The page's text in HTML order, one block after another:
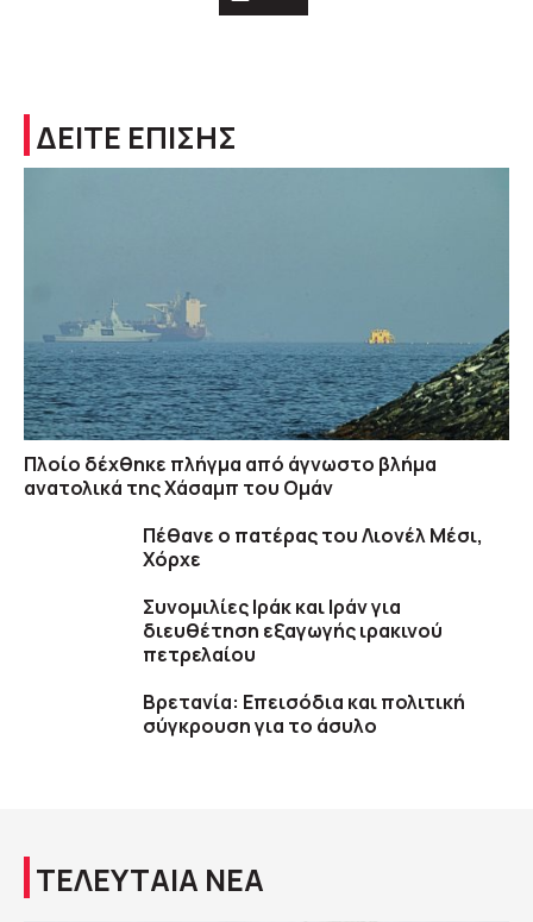
ΔΕΙΤΕ ΕΠΙΣΗΣ
Πλοίο δέχθηκε πλήγμα από άγνωστο βλήμα
ανατολικά της Χάσαμπ του Ομάν
Πέθανε ο πατέρας του Λιονέλ Μέσι,
Χόρχε
Συνομιλίες Ιράκ και Ιράν για
διευθέτηση εξαγωγής ιρακινού
πετρελαίου
Βρετανία: Επεισόδια και πολιτική
σύγκρουση για το άσυλο
ΤΕΛΕΥΤΑΙΑ ΝΕΑ